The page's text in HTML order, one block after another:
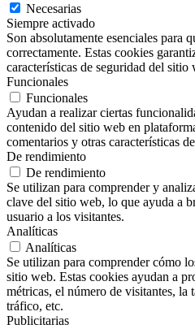
Necesarias
Siempre activado
Son absolutamente esenciales para
correctamente. Estas cookies
características de seguridad del
Funcionales
Funcionales
Ayudan a realizar ciertas
contenido del sitio web en
comentarios y otras características
De rendimiento
De rendimiento
Se utilizan para comprender y
clave del sitio web, lo que ayuda a
usuario a los visitantes.
Analíticas
Analíticas
Se utilizan para comprender cómo
sitio web. Estas cookies ayudan a
métricas, el número de visitantes, la
tráfico, etc.
Publicitarias